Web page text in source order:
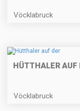
Vöcklabruck
HÜTTHALER AUF
Vöcklabruck